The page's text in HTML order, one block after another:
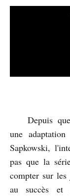
Depuis
une
Sapkowski,
pas que la
compter sur
au succès et